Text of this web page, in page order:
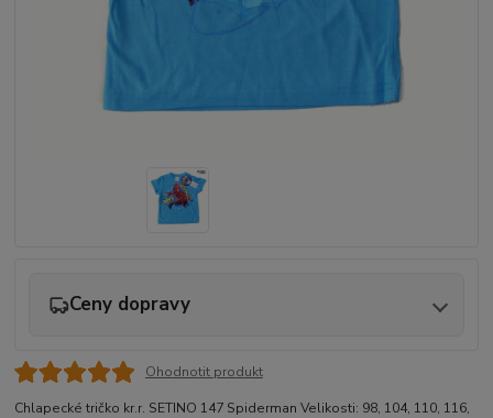
Ceny dopravy
Ohodnotit produkt
Chlapecké tričko kr.r. SETINO 147 Spiderman Velikosti: 98, 104, 110, 116,